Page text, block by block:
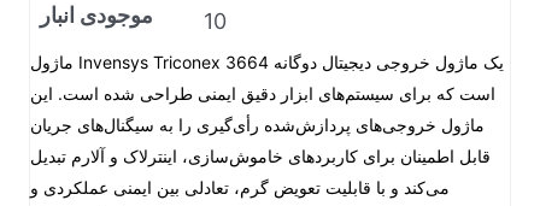
موجودی انبار
10
ماژول Invensys Triconex 3664 یک ماژول خروجی دیجیتال دوگانه
است که برای سیستم‌های ابزار دقیق ایمنی طراحی شده است. این
ماژول خروجی‌های پردازش‌شده رأی‌گیری را به سیگنال‌های جریان
قابل اطمینان برای کاربردهای خاموش‌سازی، اینترلاک و آلارم تبدیل
می‌کند و با قابلیت تعویض گرم، تعادلی بین ایمنی عملکردی و